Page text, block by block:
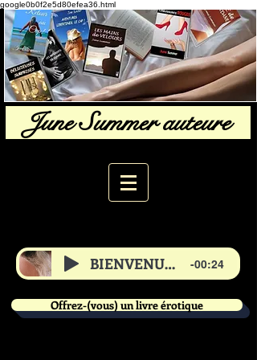
google0b0f2e5d80efea36.html
June Summer auteure
BIENVENUE de June -00:24
Offrez-(vous) un livre érotique